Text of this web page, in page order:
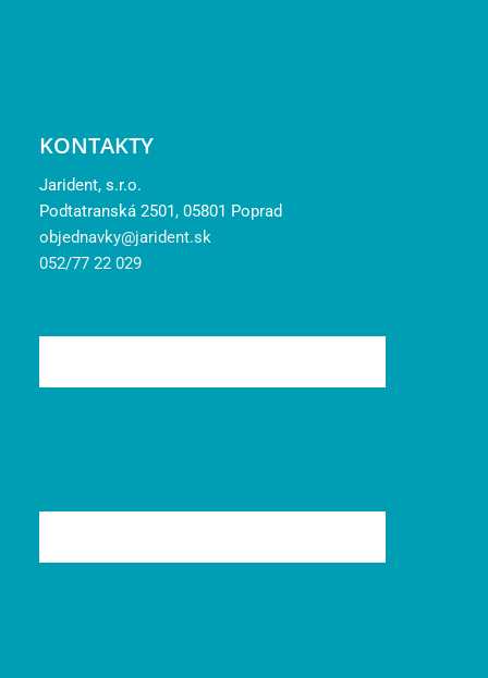
KONTAKTY
Jarident, s.r.o.
Podtatranská 2501, 05801 Poprad
objednavky@jarident.sk
052/77 22 029